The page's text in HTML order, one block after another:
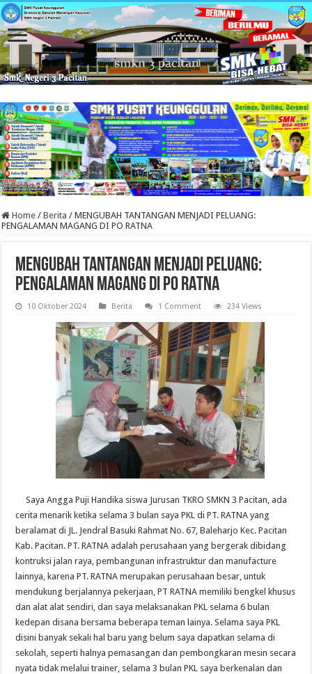
Home / Berita / MENGUBAH TANTANGAN MENJADI PELUANG:
PENGALAMAN MAGANG DI PO RATNA
MENGUBAH TANTANGAN MENJADI PELUANG:
PENGALAMAN MAGANG DI PO RATNA
10 Oktober 2024 Berita 1 Comment 234 Views
Saya Angga Puji Handika siswa Jurusan TKRO SMKN 3 Pacitan, ada
cerita menarik ketika selama 3 bulan saya PKL di PT. RATNA yang
beralamat di JL. Jendral Basuki Rahmat No. 67, Baleharjo Kec. Pacitan
Kab. Pacitan. PT. RATNA adalah perusahaan yang bergerak dibidang
kontruksi jalan raya, pembangunan infrastruktur dan manufacture
lainnya, karena PT. RATNA merupakan perusahaan besar, untuk
mendukung berjalannya pekerjaan, PT RATNA memiliki bengkel khusus
dan alat alat sendiri, dan saya melaksanakan PKL selama 6 bulan
kedepan disana bersama beberapa teman lainya. Selama saya PKL
disini banyak sekali hal baru yang belum saya dapatkan selama di
sekolah, seperti halnya pemasangan dan pembongkaran mesin secara
nyata tidak melalui trainer, selama 3 bulan PKL saya berkenalan dan